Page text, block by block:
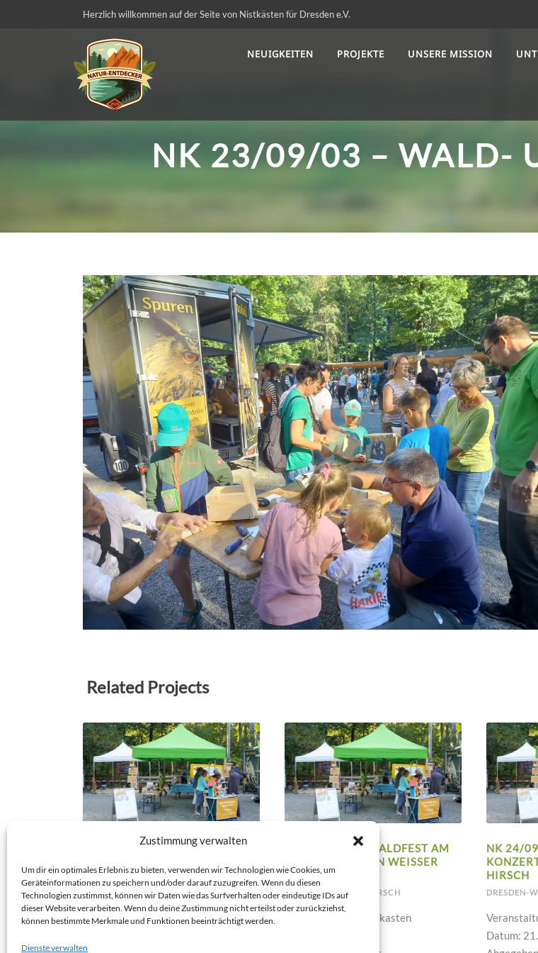
Zustimmung verwalten
Um dir ein optimales Erlebnis zu bieten, verwenden wir Technologien wie Cookies, um
Geräteinformationen zu speichern und/oder darauf zuzugreifen. Wenn du diesen
Technologien zustimmst, können wir Daten wie das Surfverhalten oder eindeutige IDs auf
dieser Website verarbeiten. Wenn du deine Zustimmung nicht erteilst oder zurückziehst,
können bestimmte Merkmale und Funktionen beeinträchtigt werden.
Dienste verwalten
Herzlich willkommen auf der Seite von Nistkästen für Dresden e.V.
NEUIGKEITEN PROJEKTE UNSERE MISSION
NK 23/09/03 – WALD-
Related Projects
NK 24/09/41 – WALDFEST AM
IRSCH
DRESDEN-WEISSER-HIRSCH
Veranstaltungs-Nistkasten
NK 24/09/40 – WALDFEST AM
KONZERTGARTEN WEISSER H
IRSCH
DRESDEN-WEISSER-HIRSCH
Veranstaltungs-Nistkasten
NK 24/
IRSCH
DRESDEN-
Datum: